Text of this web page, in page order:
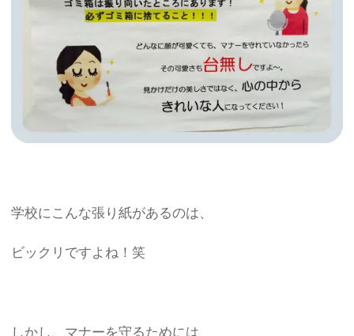
学校にこんな張り紙があるのは、
ビックリですよね！笑
しかし、マナーを守るためには